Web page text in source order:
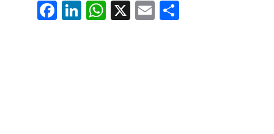
Fa
ce
Li
nk
W
ha
X E
m
Pa